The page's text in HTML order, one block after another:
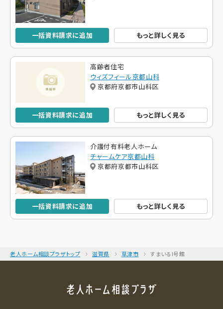
一括資料請求に追加 もっと詳しく見る
高齢者住宅
ウィズフィール京都山科
京都府京都市山科区
一括資料請求に追加 もっと詳しく見る
介護付有料老人ホーム
チャームケア京都山科
京都府京都市山科区
一括資料請求に追加 もっと詳しく見る
老人ホーム相談プラザトップ 滋賀県 草津市 すまいるI号館